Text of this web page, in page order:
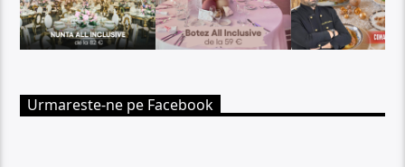
Urmareste-ne pe Facebook